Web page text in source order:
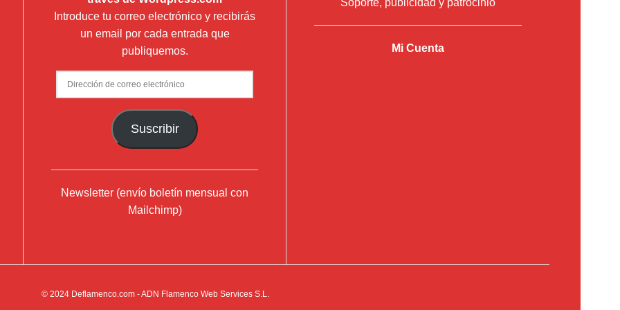
Introduce tu correo electrónico y recibirás
un email por cada entrada que
publiquemos.
Dirección
de
Suscribir
Newsletter (envío boletín mensual con
Mailchimp)
Mi Cuenta
© 2024 Deflamenco.com- ADN Flamenco Web Services S.L.